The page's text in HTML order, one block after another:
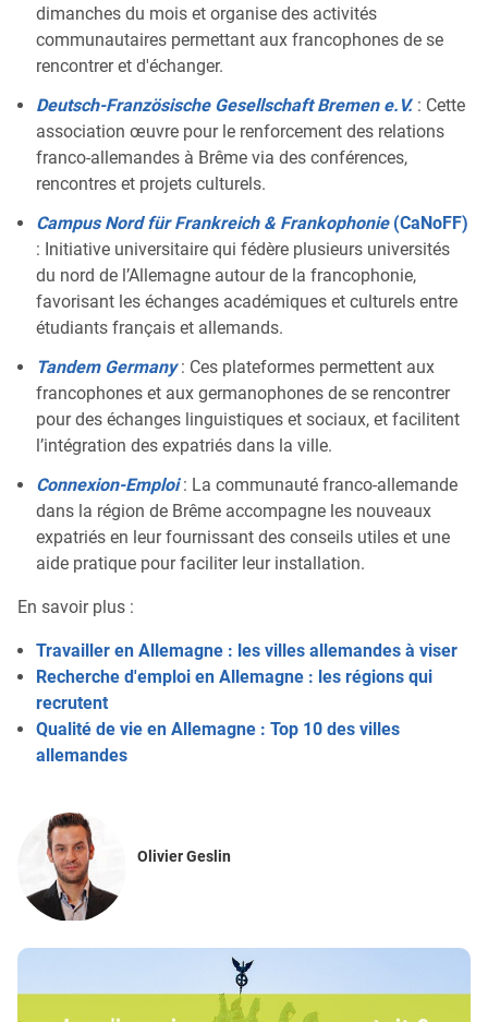
dimanches du mois et organise des activités
communautaires permettant aux francophones de se
rencontrer et d'échanger.
Deutsch-Französische Gesellschaft Bremen e.V. : Cette
association œuvre pour le renforcement des relations
franco-allemandes à Brême via des conférences,
rencontres et projets culturels.
Campus Nord für Frankreich & Frankophonie(CaNoFF)
: Initiative universitaire qui fédère plusieurs universités
du nord de l’Allemagne autour de la francophonie,
favorisant les échanges académiques et culturels entre
étudiants français et allemands.
Tandem Germany: Ces plateformes permettent aux
francophones et aux germanophones de se rencontrer
pour des échanges linguistiques et sociaux, et facilitent
l’intégration des expatriés dans la ville.
Connexion-Emploi: La communauté franco-allemande
dans la région de Brême accompagne les nouveaux
expatriés en leur fournissant des conseils utiles et une
aide pratique pour faciliter leur installation.
En savoir plus :
Travailler en Allemagne : les villes allemandes à viser
Recherche d'emploi en Allemagne : les régions qui
recrutent
Qualité de vie en Allemagne : Top 10 des villes
allemandes
Olivier Geslin